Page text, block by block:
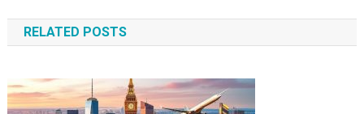
wpisu
RELATED POSTS